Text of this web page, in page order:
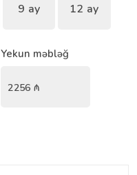
9 ay 12 ay
Yekun məbləğ
2256 ₼